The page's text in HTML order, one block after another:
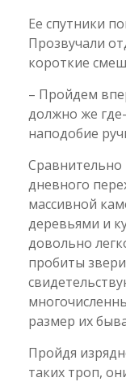
Ее спутники
Прозвучали
короткие
– Пройдем
должно же
наподобие
дневного
массивной
деревьями и
довольно
пробиты
размер их
Пройдя
таких троп,